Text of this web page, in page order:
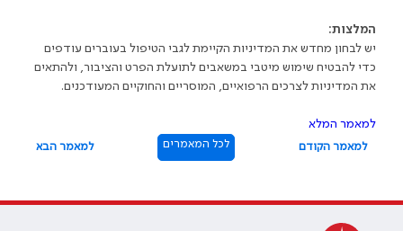
המלצות:
יש לבחון מחדש את המדיניות הקיימת לגבי הטיפול בעוברים עודפים
כדי להבטיח שימוש מיטבי במשאבים לתועלת הפרט והציבור, ולהתאים
את המדיניות לצרכים הרפואיים, המוסריים והחוקיים המעודכנים.
למאמר המלא
למאמר הקודם לכל המאמרים למאמר הבא